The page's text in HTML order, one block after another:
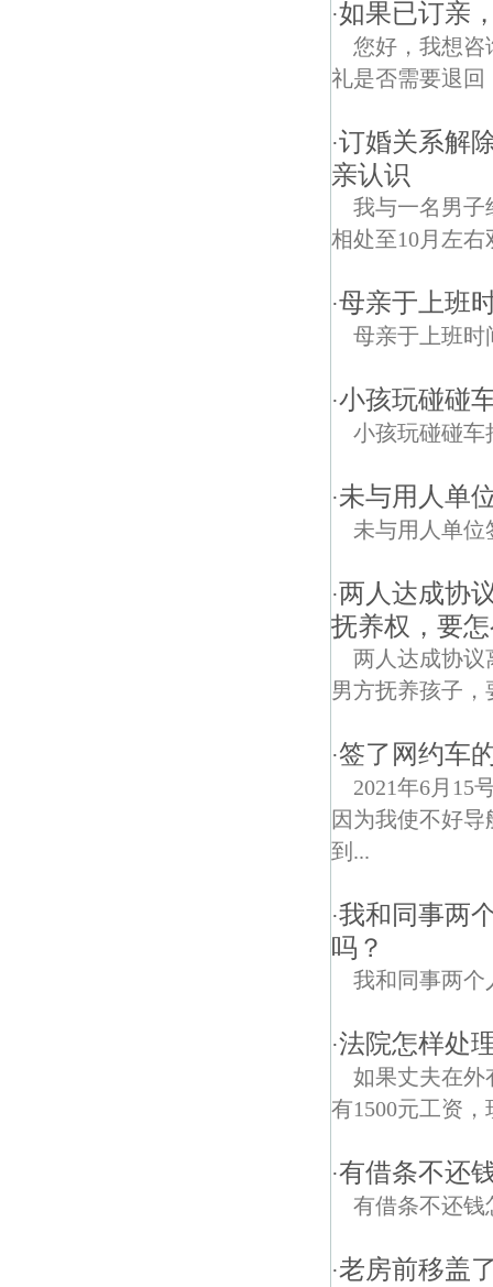
·如果已订亲
您好，我想咨
礼是否需要退回
·订婚关系解
亲认识
我与一名男子
相处至10月左
·母亲于上班
母亲于上班时
·小孩玩碰碰
小孩玩碰碰车
·未与用人单
未与用人单位
·两人达成协
抚养权，要
两人达成协议
男方抚养孩子
·签了网约车
2021年6月15
因为我使不好
到...
·我和同事两
吗？
我和同事两个
·法院怎样处
如果丈夫在外
有1500元工资
·有借条不还
有借条不还钱
·老房前移盖